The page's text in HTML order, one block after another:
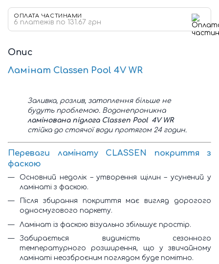
ОПЛАТА ЧАСТИНАМИ
6 платежів по 131.67 грн
Опис
Ламінат Classen Pool 4V WR
Заливка, розлив, затоплення більше не
будуть проблемою. Водонепроникна
ламінована підлога Classen Pool 4V WR
стійка до стоячої води протягом 24 годин.
Переваги ламінату CLASSEN покриття з
фаскою
Основний недолік – утворення щілин – усунений у
ламінаті з фаскою.
Після збирання покриття має вигляд дорогого
односмугового паркету.
Ламінат із фаскою візуально збільшує простір.
Забирається видимість сезонного
температурного розширення, що у звичайному
ламінаті неозброєним поглядом буде помітно.